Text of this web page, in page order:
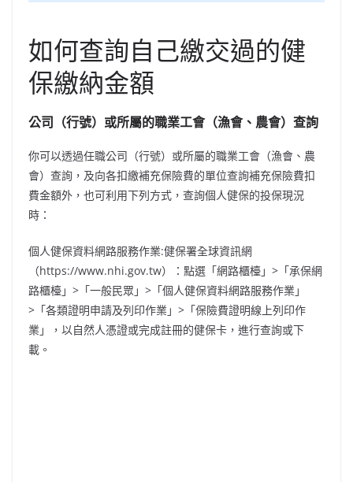
如何查詢自己繳交過的健
保繳納金額
公司（行號）或所屬的職業工會（漁會、農會）查詢
你可以透過任職公司（行號）或所屬的職業工會（漁會、農
會）查詢，及向各扣繳補充保險費的單位查詢補充保險費扣
費金額外，也可利用下列方式，查詢個人健保的投保現況
時：
個人健保資料網路服務作業:健保署全球資訊網
（https://www.nhi.gov.tw）：點選「網路櫃檯」>「承保網
路櫃檯」>「一般民眾」>「個人健保資料網路服務作業」
>「各類證明申請及列印作業」>「保險費證明線上列印作
業」，以自然人憑證或完成註冊的健保卡，進行查詢或下
載。